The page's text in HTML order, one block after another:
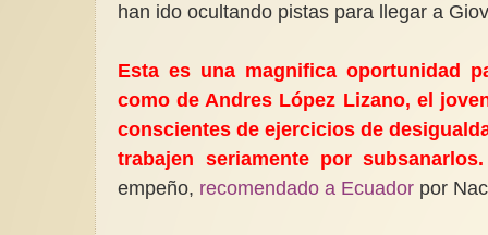
han ido ocultando pistas para llegar a
Esta es una magnifica oportunidad
como de Andres López Lizano, el
conscientes de ejercicios de
trabajen seriamente por subsanarlos.
empeño, recomendado a Ecuador por